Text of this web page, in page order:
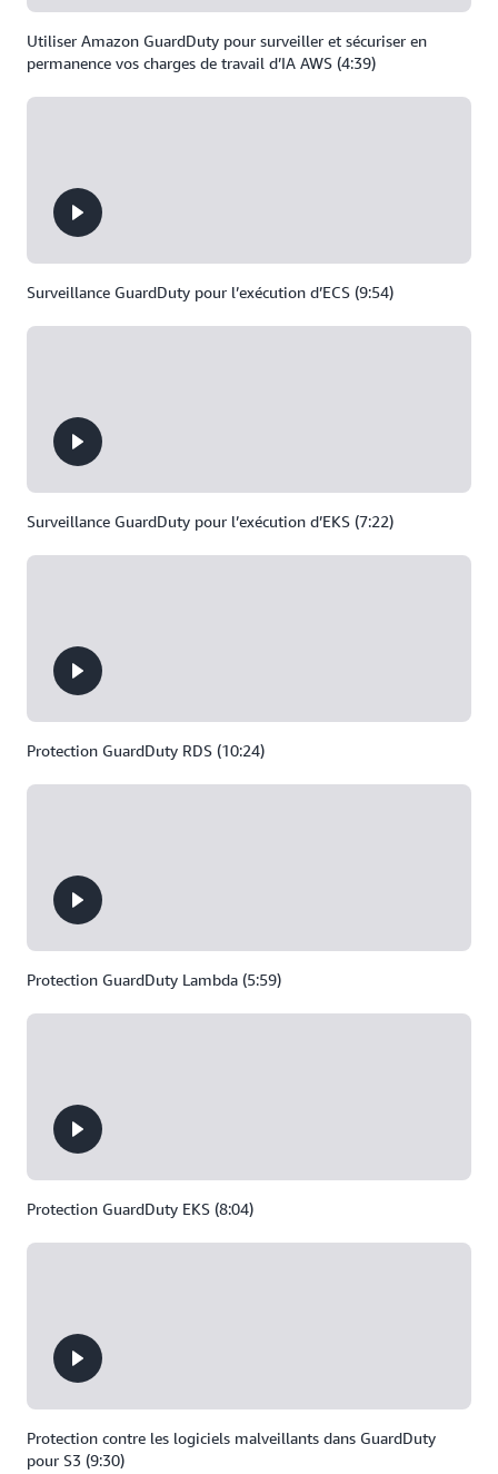
Utiliser Amazon GuardDuty pour surveiller et sécuriser en
permanence vos charges de travail d’IA AWS (4:39)
Surveillance GuardDuty pour l’exécution d’ECS (9:54)
Surveillance GuardDuty pour l’exécution d’EKS (7:22)
Protection GuardDuty RDS (10:24)
Protection GuardDuty Lambda (5:59)
Protection GuardDuty EKS (8:04)
Protection contre les logiciels malveillants dans GuardDuty
pour S3 (9:30)